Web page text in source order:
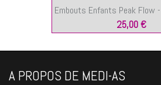
Embouts Enfants Peak Flow
25,00 €
A PROPOS DE MEDI-AS